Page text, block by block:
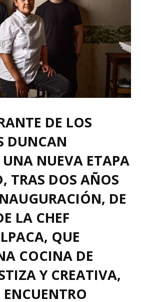
DE LOS
DUNCAN
NUEVA ETAPA
TRAS DOS AÑOS
DE
LA CHEF
QUE
COCINA DE
Y CREATIVA,